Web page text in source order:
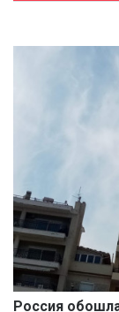
Россия